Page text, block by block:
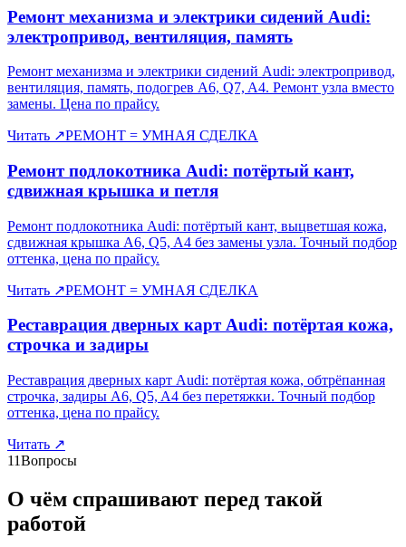
Ремонт механизма и электрики сидений Audi:
электропривод, вентиляция, память
Ремонт механизма и электрики сидений Audi: электропривод,
вентиляция, память, подогрев A6, Q7, A4. Ремонт узла вместо
замены. Цена по прайсу.
Читать ↗РЕМОНТ = УМНАЯ СДЕЛКА
Ремонт подлокотника Audi: потёртый кант,
сдвижная крышка и петля
Ремонт подлокотника Audi: потёртый кант, выцветшая кожа,
сдвижная крышка A6, Q5, A4 без замены узла. Точный подбор
оттенка, цена по прайсу.
Читать ↗РЕМОНТ = УМНАЯ СДЕЛКА
Реставрация дверных карт Audi: потёртая кожа,
строчка и задиры
Реставрация дверных карт Audi: потёртая кожа, обтрёпанная
строчка, задиры A6, Q5, A4 без перетяжки. Точный подбор
оттенка, цена по прайсу.
Читать ↗
11Вопросы
О чём спрашивают перед такой
работой